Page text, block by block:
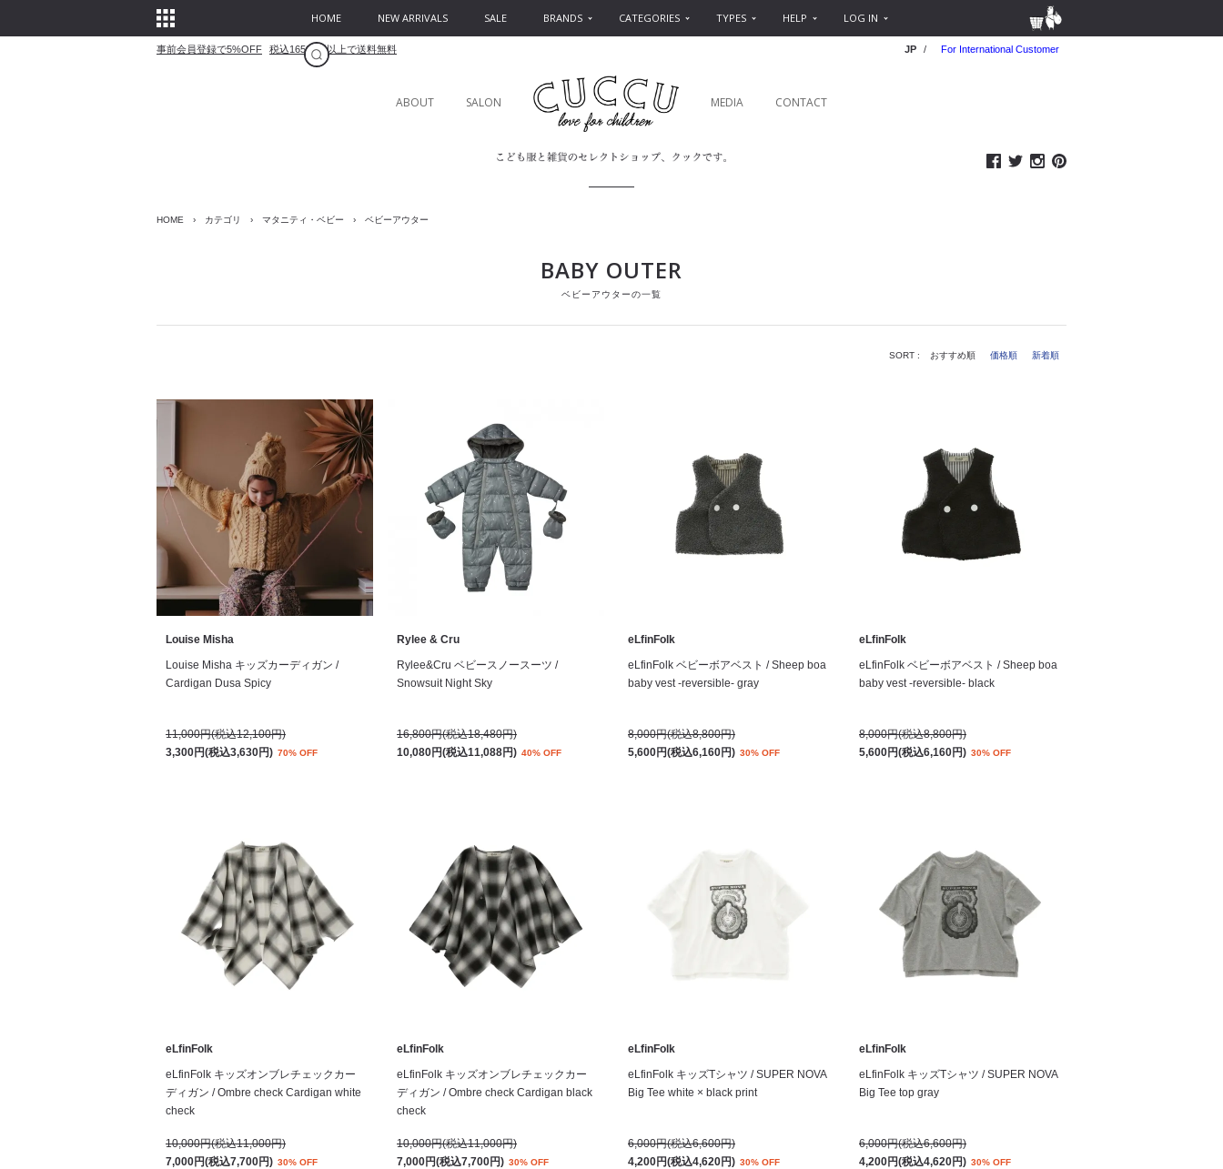
HOME NEW ARRIVALS SALE BRANDS CATEGORIES TYPES HELP LOG IN
事前会員登録で5%OFF 税込16500円以上で送料無料 JP / For International Customer
ABOUT SALON MEDIA CONTACT
HOME › カテゴリ › マタニティ・ベビー › ベビーアウター
BABY OUTER
ベビーアウターの一覧
SORT : おすすめ順 価格順 新着順
Louise Misha
Louise Misha キッズカーディガン /
Cardigan Dusa Spicy
11,000円(税込12,100円)
3,300円(税込3,630円) 70% OFF
Rylee & Cru
Rylee&Cru ベビースノースーツ /
Snowsuit Night Sky
16,800円(税込18,480円)
10,080円(税込11,088円) 40% OFF
eLfinFolk
eLfinFolk ベビーボアベスト / Sheep boa
baby vest -reversible- gray
8,000円(税込8,800円)
5,600円(税込6,160円) 30% OFF
eLfinFolk
eLfinFolk ベビーボアベスト / Sheep boa
baby vest -reversible- black
8,000円(税込8,800円)
5,600円(税込6,160円) 30% OFF
eLfinFolk
eLfinFolk キッズオンブレチェックカー
ディガン / Ombre check Cardigan white
check
10,000円(税込11,000円)
7,000円(税込7,700円) 30% OFF
eLfinFolk
eLfinFolk キッズオンブレチェックカー
ディガン / Ombre check Cardigan black
check
10,000円(税込11,000円)
7,000円(税込7,700円) 30% OFF
eLfinFolk
eLfinFolk キッズTシャツ / SUPER NOVA
Big Tee white × black print
6,000円(税込6,600円)
4,200円(税込4,620円) 30% OFF
eLfinFolk
eLfinFolk キッズTシャツ / SUPER NOVA
Big Tee top gray
6,000円(税込6,600円)
4,200円(税込4,620円) 30% OFF